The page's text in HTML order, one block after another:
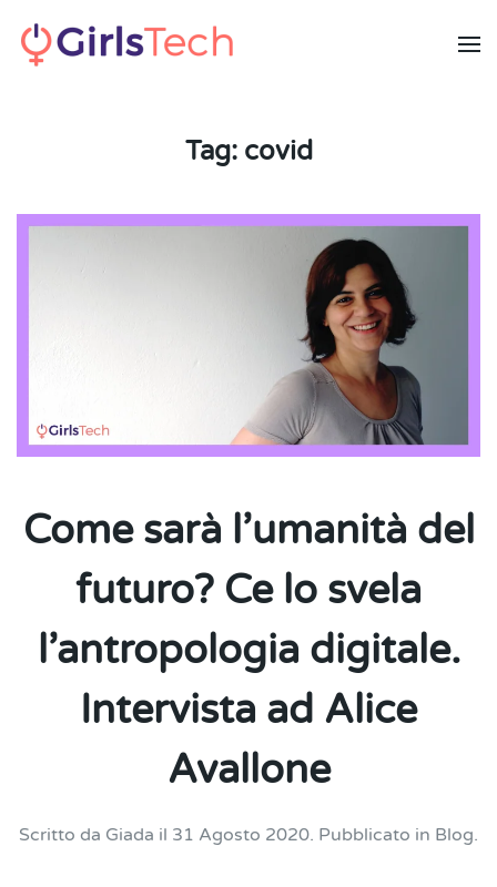
Skip to main content
Tag: covid
Come sarà l’umanità del
futuro? Ce lo svela
l’antropologia digitale.
Intervista ad Alice
Avallone
Scritto da Giada il 31 Agosto 2020. Pubblicato in Blog.